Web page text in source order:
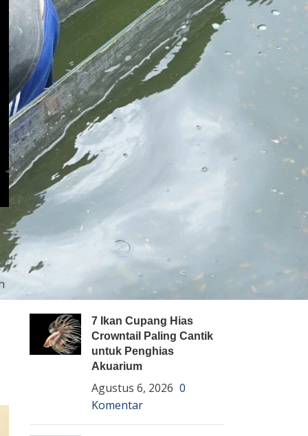
Kura-kura
KATEGORI
Berita
Bisnis
Budidaya
Event
Informasi Lain
Pembenihan Ikan
Pembesaran Ikan
Penyakit Ikan
Teknologi dan Inovasi
ARTIKEL TERBARU
7 Ikan Cupang Hias
Crowntail Paling Cantik
untuk Penghias
Akuarium
Agustus 6, 2026 0
Komentar